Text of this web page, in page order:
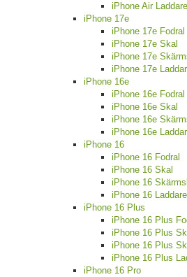
iPhone Air
iPhone 17e
iPhone 17e Fodral
iPhone 17e Skal
iPhone 17e
iPhone 17e
iPhone 16e
iPhone 16e Fodral
iPhone 16e Skal
iPhone 16e
iPhone 16e
iPhone 16
iPhone 16 Fodral
iPhone 16 Skal
iPhone 16
iPhone 16
iPhone 16 Plus
iPhone 16 Plus
iPhone 16 Plus
iPhone 16 Plus
iPhone 16 Plus
iPhone 16 Pro